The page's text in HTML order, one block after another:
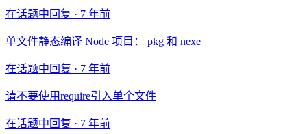
在话题中回复 · 7 年前
单文件静态编译 Node 项目： pkg 和 nexe
在话题中回复 · 7 年前
请不要使用require引入单个文件
在话题中回复 · 7 年前